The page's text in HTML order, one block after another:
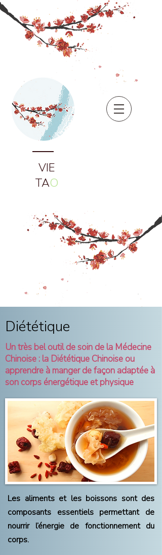
VIE
TAO
​Diététique
Un très bel outil de soin de la Médecine
Chinoise : la Diététique Chinoise ou
apprendre à manger de façon adaptée à
son corps énergétique et physique
Les aliments et les boissons sont des
composants essentiels permettant de
nourrir l’énergie de fonctionnement du
corps.